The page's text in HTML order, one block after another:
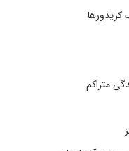
کریدورها
متراکم